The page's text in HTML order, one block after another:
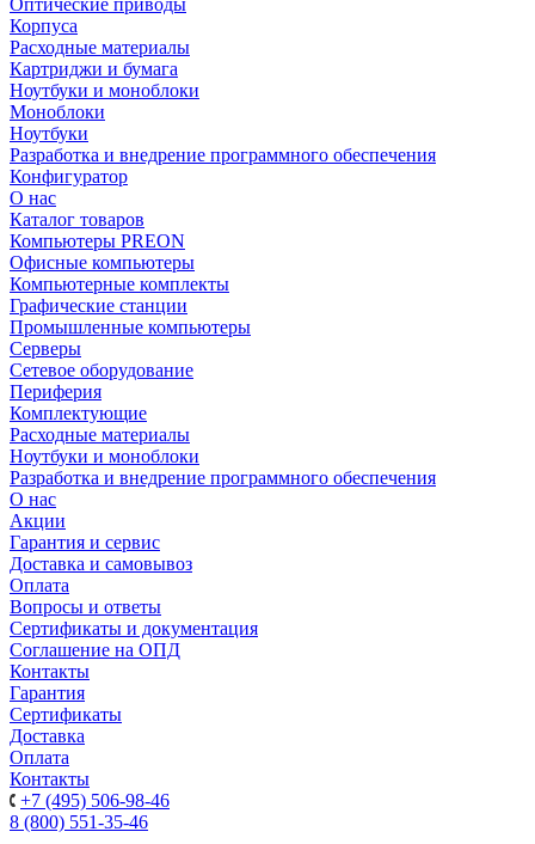
Оптические приводы
Корпуса
Расходные материалы
Картриджи и бумага
Ноутбуки и моноблоки
Моноблоки
Ноутбуки
Разработка и внедрение программного обеспечения
Конфигуратор
О нас
Каталог товаров
Компьютеры PREON
Офисные компьютеры
Компьютерные комплекты
Графические станции
Промышленные компьютеры
Серверы
Сетевое оборудование
Периферия
Комплектующие
Расходные материалы
Ноутбуки и моноблоки
Разработка и внедрение программного обеспечения
О нас
Акции
Гарантия и сервис
Доставка и самовывоз
Оплата
Вопросы и ответы
Сертификаты и документация
Соглашение на ОПД
Контакты
Гарантия
Сертификаты
Доставка
Оплата
Контакты
+7 (495) 506-98-46
8 (800) 551-35-46